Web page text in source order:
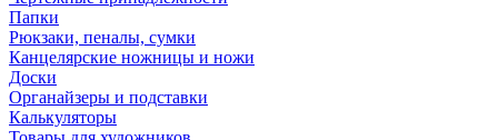
Папки
Рюкзаки, пеналы, сумки
Канцелярские ножницы и ножи
Доски
Органайзеры и подставки
Калькуляторы